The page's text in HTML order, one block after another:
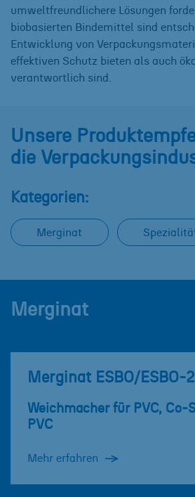
umweltfreundlichere Lösungen
biobasierten Bindemittel sind
Entwicklung von
effektiven Schutz bieten als auch
verantwortlich sind.
Unsere
die
Kategorien:
Merginat
Merginat
Merginat ESBO/ESBO-2
Weichmacher für PVC,
PVC
Mehr erfahren